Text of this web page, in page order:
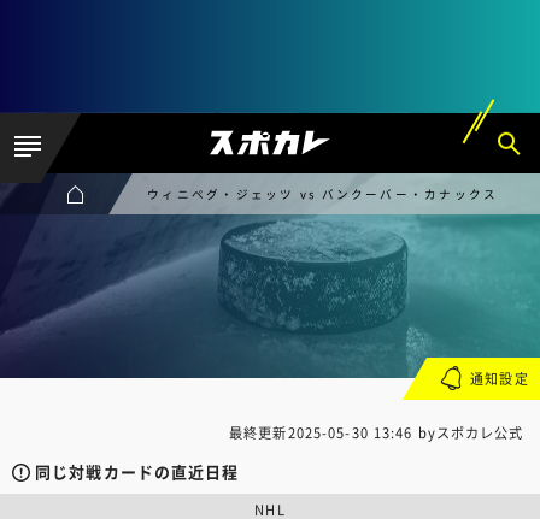
ウィニペグ・ジェッツ vs バンクーバー・カナックス
最終更新2025-05-30 13:46 byスポカレ公式
同じ対戦カードの直近日程
NHL
通知設定